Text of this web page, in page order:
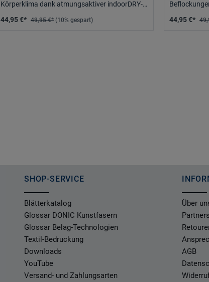
Körperklima dank atmungsaktiver indoorDRY-
44,95 €* 49,95 €* (10% gespart)
44,95 €*
SHOP-SERVICE
Blätterkatalog
Glossar DONIC Kunstfasern
Glossar Belag-Technologien
Textil-Bedruckung
Downloads
YouTube
Versand- und Zahlungsarten
Über
AGB